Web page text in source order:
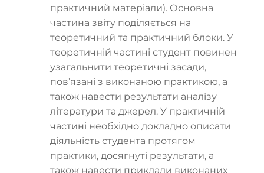
практичний матеріали). Основна
частина звіту поділяється на
теоретичний та практичний блоки. У
теоретичній частині студент повинен
узагальнити теоретичні засади,
пов’язані з виконаною практикою, а
також навести результати аналізу
літератури та джерел. У практичній
частині необхідно докладно описати
діяльність студента протягом
практики, досягнуті результати, а
також навести приклади виконаних